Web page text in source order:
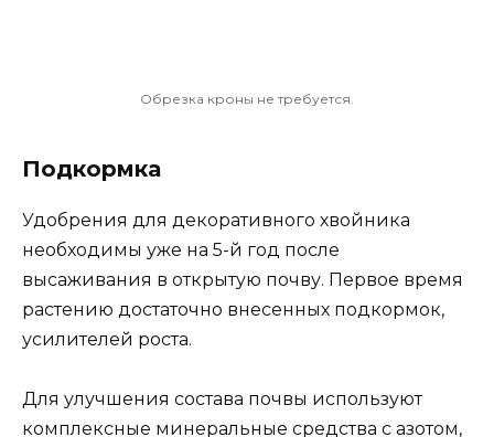
Обрезка кроны не требуется.
Подкормка
Удобрения для декоративного хвойника
необходимы уже на 5-й год после
высаживания в открытую почву. Первое время
растению достаточно внесенных подкормок,
усилителей роста.
Для улучшения состава почвы используют
комплексные минеральные средства с азотом,